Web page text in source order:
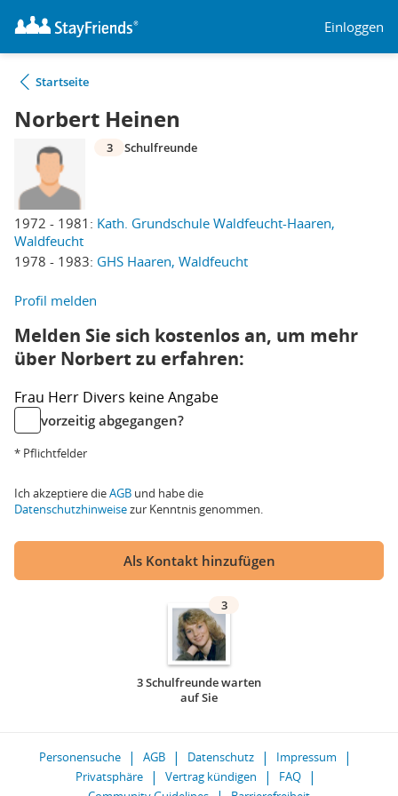
Einloggen
Startseite
Norbert Heinen
1972 - 1981: Kath. Grundschule Waldfeucht-Haaren,
Waldfeucht
1978 - 1983: GHS Haaren, Waldfeucht
3 Schulfreunde
Profil melden
Melden Sie sich kostenlos an, um mehr
über Norbert zu erfahren:
Frau Herr Divers keine Angabe
vorzeitig abgegangen?
* Pflichtfelder
Ich akzeptiere dieAGB und habe die
Datenschutzhinweisezur Kenntnis genommen.
Als Kontakt hinzufügen
3
3 Schulfreunde warten
auf Sie
Personensuche AGB Datenschutz
Impressum
Privatsphäre
Vertrag kündigen
FAQ